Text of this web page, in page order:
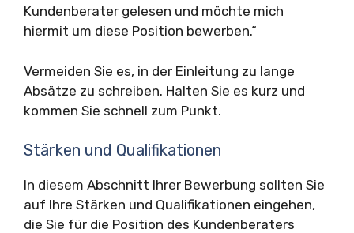
Kundenberater gelesen und möchte mich
hiermit um diese Position bewerben.“
Vermeiden Sie es, in der Einleitung zu lange
Absätze zu schreiben. Halten Sie es kurz und
kommen Sie schnell zum Punkt.
Stärken und Qualifikationen
In diesem Abschnitt Ihrer Bewerbung sollten Sie
auf Ihre Stärken und Qualifikationen eingehen,
die Sie für die Position des Kundenberaters